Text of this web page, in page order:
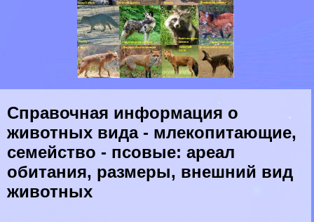
Справочная информация о
животных вида - млекопитающие,
семейство - псовые: ареал
обитания, размеры, внешний вид
животных